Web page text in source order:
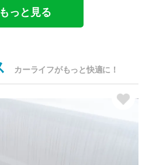
もっと見る
カーライフがもっと快適に！